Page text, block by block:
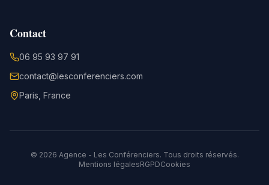
Contact
06 95 93 97 91
contact@lesconferenciers.com
Paris, France
© 2026 Agence - Les Conférenciers. Tous droits réservés.
Mentions légalesRGPDCookies